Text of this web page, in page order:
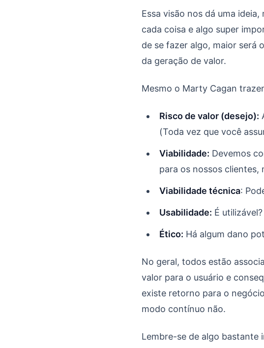
Essa visão nos dá uma
cada coisa e algo super
de se fazer algo, maior será
da geração de valor.
Mesmo o Marty Cagan
Risco de valor (desejo):
(Toda vez que você
Viabilidade: Devemos
para os nossos clientes,
Viabilidade técnica:
Usabilidade: É
Ético: Há algum dano
No geral, todos estão
valor para o usuário e
existe retorno para o
modo contínuo não.
Lembre-se de algo bastante